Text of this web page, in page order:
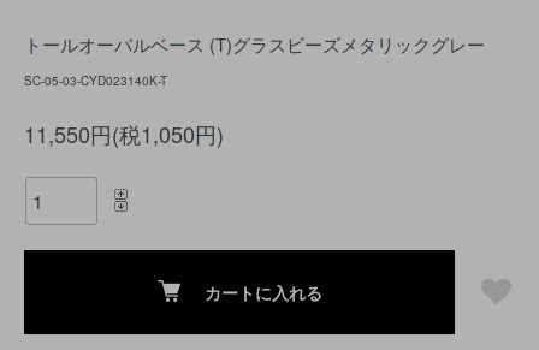
トールオーバルベース (T)グラスビーズメタリックグレー
SC-05-03-CYD023140K-T
11,550円(税1,050円)
カートに入れる